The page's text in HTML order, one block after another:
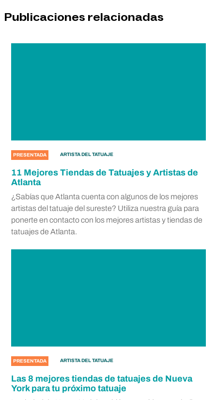
Publicaciones relacionadas
PRESENTADA ARTISTA DEL TATUAJE
11 Mejores Tiendas de Tatuajes y Artistas de
Atlanta
¿Sabías que Atlanta cuenta con algunos de los mejores
artistas del tatuaje del sureste? Utiliza nuestra guía para
ponerte en contacto con los mejores artistas y tiendas de
tatuajes de Atlanta.
PRESENTADA ARTISTA DEL TATUAJE
Las 8 mejores tiendas de tatuajes de Nueva
York para tu próximo tatuaje